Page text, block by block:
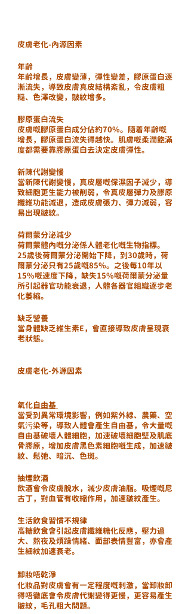
皮膚老化-內源因素
年齡
年齡增長，皮膚變薄，彈性變差，膠原蛋白逐
漸流失，導致皮膚真皮結構紊亂，令皮膚粗
糙、色澤改變，皺紋增多。
膠原蛋白流失
皮膚嘅膠原蛋白成分佔約70%。隨着年齡嘅
增長，膠原蛋白流失得越快。肌膚嘅柔潤飽滿
度都需要靠膠原蛋白去決定皮膚彈性。
新陳代謝變慢
當新陳代謝變慢，真皮層嘅保濕因子減少，導
致細胞更生能力被削弱，令真皮層彈力及膠原
纖維功能減退，造成皮膚張力、彈力減弱，容
易出現皺紋。
荷爾蒙分泌減少
荷爾蒙體內嘅分泌係人體老化嘅生物指標。
25歲後荷爾蒙分泌開始下降，到30歲時，荷
爾蒙分泌只有25歲嘅85%。之後每10年以
15%嘅速度下降，缺失15%嘅荷爾蒙分泌量
所引起器官功能衰退，人體各器官組織逐步老
化萎縮。
缺乏營養
當身體缺乏維生素E，會直接導致皮膚呈現衰
老狀態。
皮膚老化-外源因素
氧化自由基
當受到異常環境影響，例如紫外線、農藥、空
氣污染等，導致人體會產生自由基，令大量嘅
自由基破壞人體細胞，加速破壞細胞壁及肌底
骨膠原，增加皮膚黑色素細胞嘅生成，加速皺
紋、鬆弛、暗沉、色斑。
抽煙飲酒
飲酒會令皮膚脫水，減少皮膚油脂。吸煙嘅尼
古丁，對血管有收縮作用，加速皺紋產生。
生活飲食習慣不規律
高糖飲食會引起皮膚纖維糖化反應，壓力過
大、熬夜及煩躁情緒、面部表情豐富，亦會產
生細紋加速衰老。
卸妝唔乾淨
化妝品對皮膚會有一定程度嘅刺激，當卸妝卸
得唔徹底會令皮膚代謝變得更慢，更容易產生
皺紋，毛孔粗大問題。